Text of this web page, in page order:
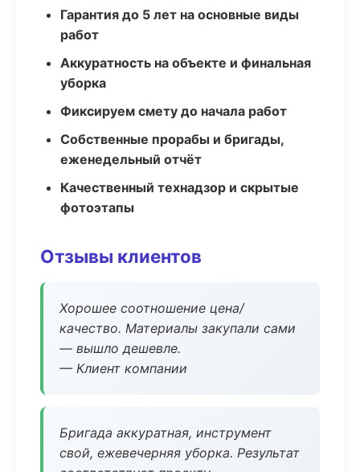
Гарантия до 5 лет на основные виды
работ
Аккуратность на объекте и финальная
уборка
Фиксируем смету до начала работ
Собственные прорабы и бригады,
еженедельный отчёт
Качественный технадзор и скрытые
фотоэтапы
Отзывы клиентов
Хорошее соотношение цена/
качество. Материалы закупали сами
— вышло дешевле.
— Клиент компании
Бригада аккуратная, инструмент
свой, ежевечерняя уборка. Результат